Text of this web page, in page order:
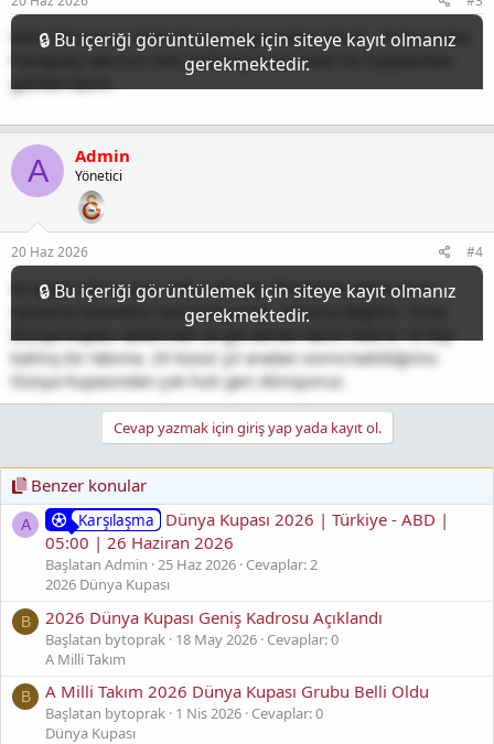
Milli Takımımız 2026 Dünya Kupasından elendi. 10 kişi kalan
Paraguay takımını bile yenemiyorsan zaten bu kupalardan
A Admin
Yönetici
20 Haz 2026 #4
Gruptan çıkma şansı bile kalmadı. Böylesine rahat oyun
oynama cesaretini nasıl buluyorlar anlamış değilim. Orası
kalmış bir takıma. 20 küsür yıl aradan sonra katıldığımız
Dünya Kupasından çok hızlı geri dönüyoruz.
Cevap yazmak için giriş yap yada kayıt ol.
Benzer konular
A Karşılaşma
Dünya Kupası 2026 | Türkiye - ABD |
05:00 | 26 Haziran 2026
Başlatan Admin 25 Haz 2026 Cevaplar: 2
2026 Dünya Kupası
B 2026 Dünya Kupası Geniş Kadrosu Açıklandı
Başlatan bytoprak 18 May 2026 Cevaplar: 0
A Milli Takım
B A Milli Takım 2026 Dünya Kupası Grubu Belli Oldu
Başlatan bytoprak 1 Nis 2026 Cevaplar: 0
Dünya Kupası